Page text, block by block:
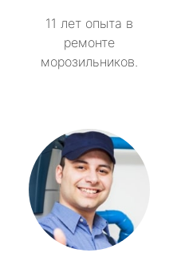
11 лет опыта в
ремонте
морозильников.